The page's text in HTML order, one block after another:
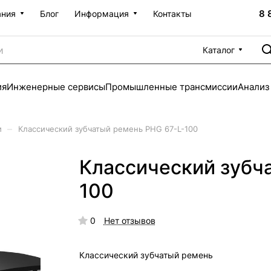
Блог Информация Контакты 8
Каталог
Инженерные сервисыПромышленные трансмиссии
Классический зубчатый ремень PHG 67-L-100
Классический
100
0 Нет отзывов
Классический зубчатый ремень